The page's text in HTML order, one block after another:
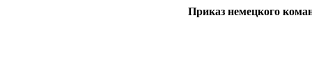
Приказ немецкого